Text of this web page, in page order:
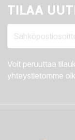
TILAA
Voit peruuttaa
yhteystietomme